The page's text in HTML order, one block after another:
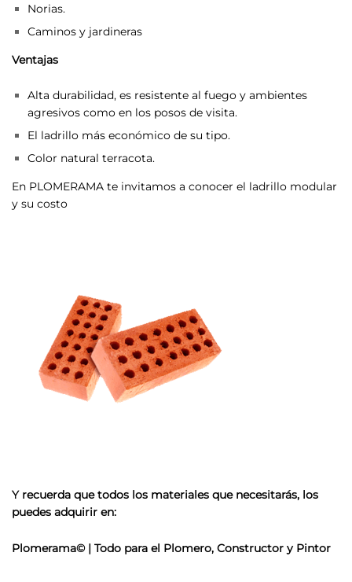
Norias.
Caminos y jardineras
Ventajas
Alta durabilidad, es resistente al fuego y ambientes
agresivos como en los posos de visita.
El ladrillo más económico de su tipo.
Color natural terracota.
En PLOMERAMA te invitamos a conocer el ladrillo modular
y su costo
Y recuerda que todos los materiales que necesitarás, los
puedes adquirir en:
Plomerama© | Todo para el Plomero, Constructor y Pintor